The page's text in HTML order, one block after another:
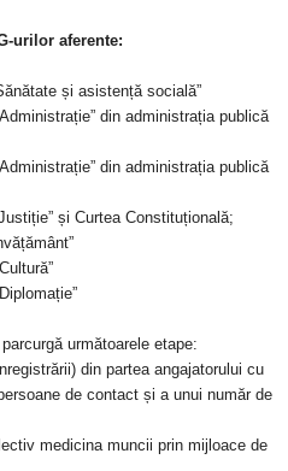
urilor aferente:
și asistență socială”
din administrația publică
din administrația publică
și Curtea Constituțională;
următoarele etape:
din partea angajatorului cu
de contact și a unui număr de
medicina muncii prin mijloace de